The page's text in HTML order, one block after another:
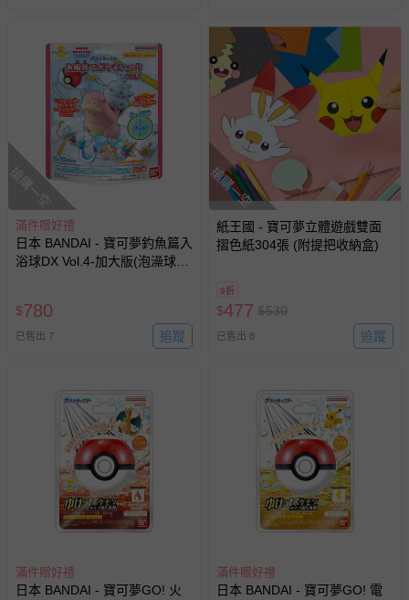
搶購一空
滿件贈好禮
日本 BANDAI - 寶可夢釣魚篇入
浴球DX Vol.4-加大版(泡澡球)
$780
已售出 7 追蹤
搶購一空
紙王國 - 寶可夢立體遊戲雙面
摺色紙304張 (附提把收納盒)
9折
$477 $530
已售出 8 追蹤
滿件贈好禮
日本 BANDAI - 寶可夢GO! 火
滿件贈好禮
日本 BANDAI - 寶可夢GO! 電